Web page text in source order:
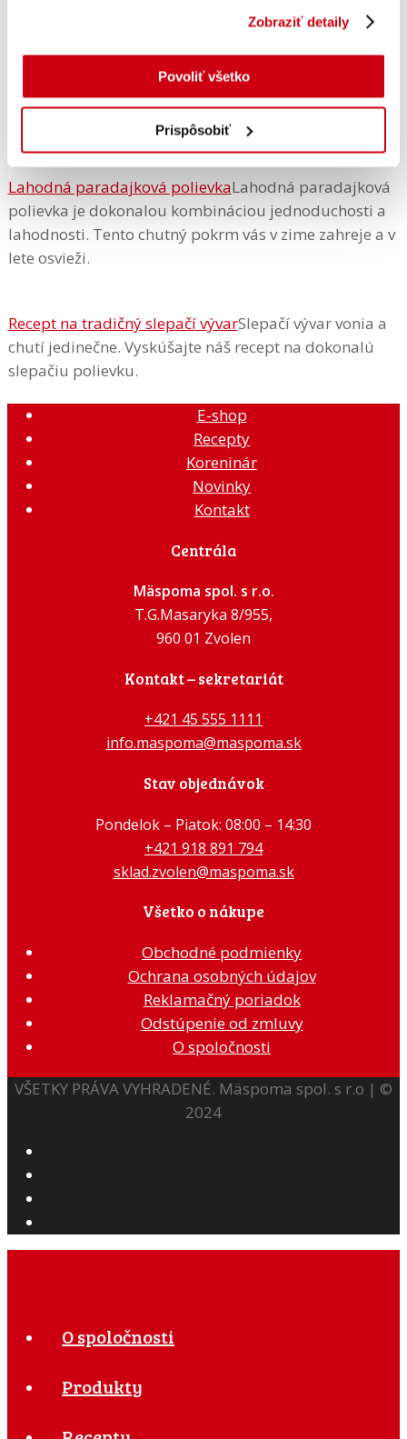
Zobraziť detaily
Povoliť všetko
Prispôsobiť
Kráľovská cesnaková polievkaKráľovská cesnaková
polievka je tradičná polievka, ktorá zasýti aj zahreje.
Bohatá chuť cesnaku, jej dodáva ten správny šmak a
Lahodná paradajková polievkaLahodná paradajková
polievka je dokonalou kombináciou jednoduchosti a
lahodnosti. Tento chutný pokrm vás v zime zahreje a v
lete osvieži.
Recept na tradičný slepačí vývarSlepačí vývar vonia a
chutí jedinečne. Vyskúšajte náš recept na dokonalú
slepačiu polievku.
E-shop
Recepty
Koreninár
Novinky
Kontakt
Centrála
Mäspoma spol. s r.o.
T.G.Masaryka 8/955,
960 01 Zvolen
Kontakt – sekretariát
+421 45 555 1111
info.maspoma@maspoma.sk
Stav objednávok
Pondelok – Piatok: 08:00 – 14:30
+421 918 891 794
sklad.zvolen@maspoma.sk
Všetko o nákupe
Obchodné podmienky
Ochrana osobných údajov
Reklamačný poriadok
Odstúpenie od zmluvy
O spoločnosti
VŠETKY PRÁVA VYHRADENÉ. Mäspoma spol. s r.o | ©
2024
O spoločnosti
Produkty